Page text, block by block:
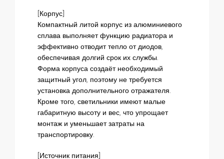
[Корпус]
Компактный литой корпус из алюминиевого
сплава выполняет функцию радиатора и
эффективно отводит тепло от диодов,
обеспечивая долгий срок их службы.
Форма корпуса создаёт необходимый
защитный угол, поэтому не требуется
установка дополнительного отражателя.
Кроме того, светильники имеют малые
габаритную высоту и вес, что упрощает
монтаж и уменьшает затраты на
транспортировку.
[Источник питания]